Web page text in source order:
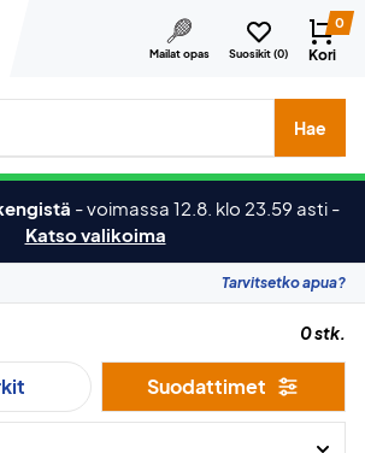
Mailat opas Suosikit (0)
0
Kori
merkkejä jne.
Hae
-voimassa 12.8. klo 23.59 asti -
Katso valikoima
Tarvitsetko apua?
0 stk.
Suodattimet